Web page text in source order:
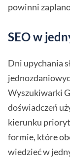
powinni
SEO w
Dni upychania
Wyszukiwarki
doświadczeń
kierunku
formie, które
wiedzieć w